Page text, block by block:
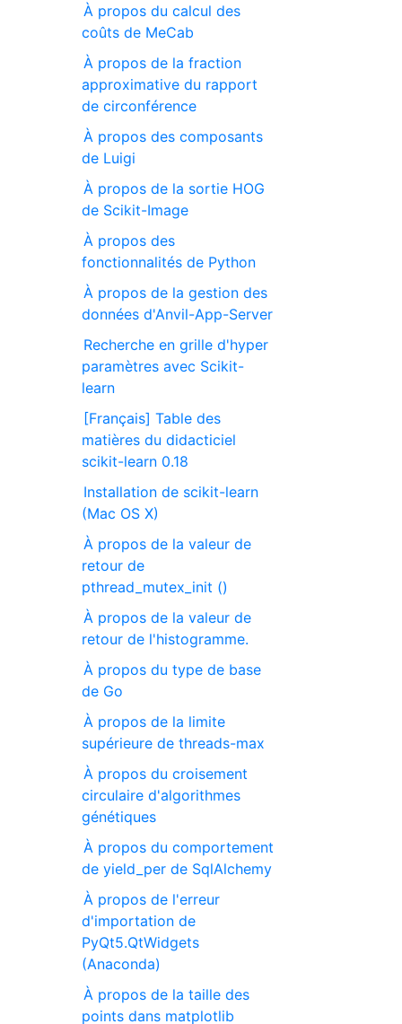
À propos du calcul des
coûts de MeCab
À propos de la fraction
approximative du rapport
de circonférence
À propos des composants
de Luigi
À propos de la sortie HOG
de Scikit-Image
À propos des
fonctionnalités de Python
À propos de la gestion des
données d'Anvil-App-Server
Recherche en grille d'hyper
paramètres avec Scikit-
learn
[Français] Table des
matières du didacticiel
scikit-learn 0.18
Installation de scikit-learn
(Mac OS X)
À propos de la valeur de
retour de
pthread_mutex_init ()
À propos de la valeur de
retour de l'histogramme.
À propos du type de base
de Go
À propos de la limite
supérieure de threads-max
À propos du croisement
circulaire d'algorithmes
génétiques
À propos du comportement
de yield_per de SqlAlchemy
À propos de l'erreur
d'importation de
PyQt5.QtWidgets
(Anaconda)
À propos de la taille des
points dans matplotlib